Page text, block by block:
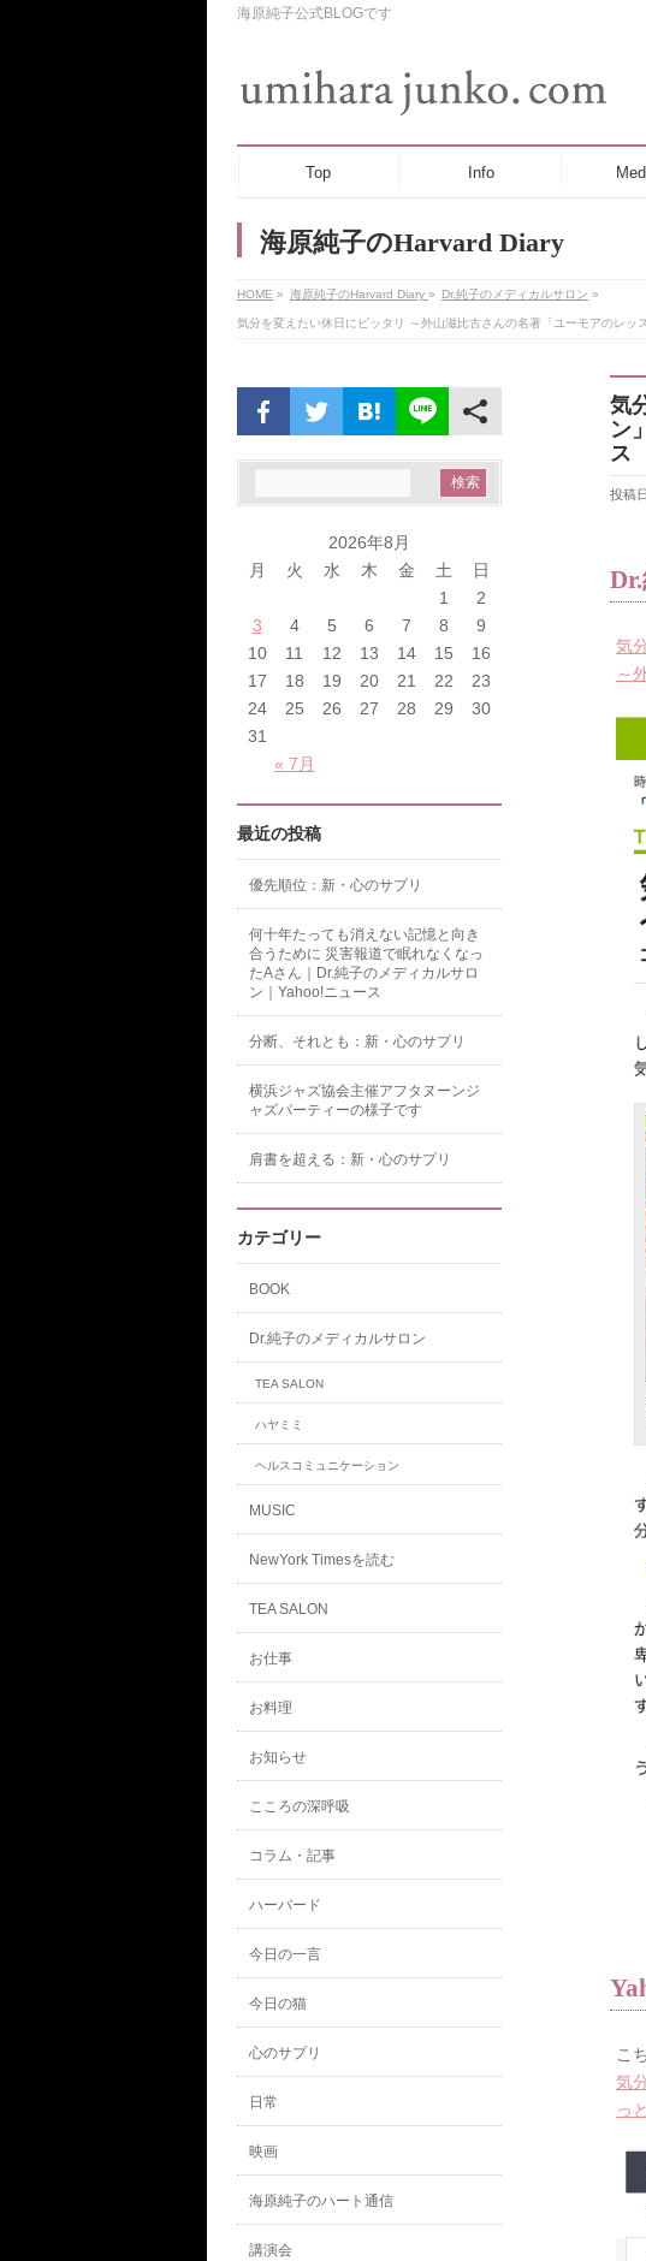
海原純子公式BLOGです
Top Info
海原純子のHarvard Diary
HOME » 海原純子のHarvard Diary » Dr.純子のメディカルサロン »
気分を変えたい休日にピッタリ ～外山滋比古さんの名著「ユーモアのレ
気
ン
ス
投稿
気
～
こ
気
っ
2026年8月
月
火 水 木 金 土 日
« 7月
1
2
3
4 5 6 7 8
9
10
11 12 13 14 15
16
17
18 19 20 21 22
23
24
25 26 27 28 29
30
31
最近の投稿
優先順位：新・心のサプリ
何十年たっても消えない記憶と向き
合うために 災害報道で眠れなくなっ
たAさん｜Dr.純子のメディカルサロ
ン｜Yahoo!ニュース
分断、それとも：新・心のサプリ
横浜ジャズ協会主催アフタヌーンジ
ャズパーティーの様子です
肩書を超える：新・心のサプリ
カテゴリー
BOOK
Dr.純子のメディカルサロン
TEA SALON
ハヤミミ
ヘルスコミュニケーション
MUSIC
NewYork Timesを読む
TEA SALON
お仕事
お料理
お知らせ
こころの深呼吸
コラム・記事
ハーバード
今日の一言
今日の猫
心のサプリ
日常
映画
海原純子のハート通信
講演会